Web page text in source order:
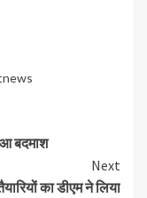
बदमाश
Next
का डीएम ने लिया